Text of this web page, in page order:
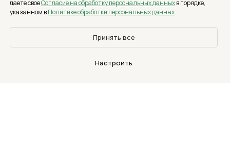
даете своеСогласие на обработку персональных данныхв порядке,
указанном вПолитике обработки персональных данных.
Принять все
Настроить